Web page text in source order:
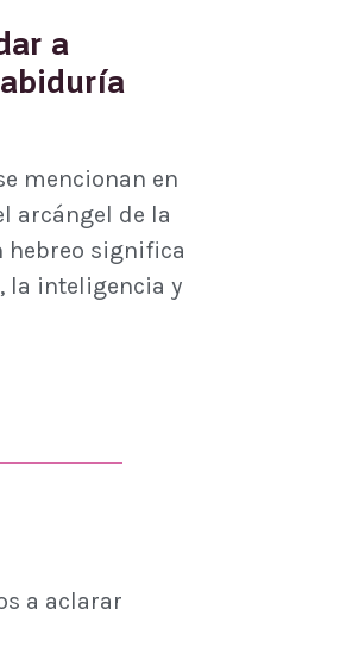
a
mencionan en
arcángel de la
hebreo significa
la inteligencia y
a aclarar